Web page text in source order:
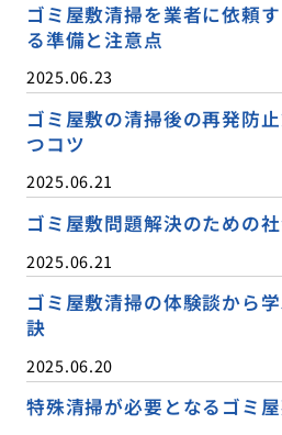
ゴミ屋敷清掃を業者に依頼
る準備と注意点
2025.06.23
ゴミ屋敷の清掃後の再発防
つコツ
2025.06.21
ゴミ屋敷問題解決のための
2025.06.21
ゴミ屋敷清掃の体験談から
訣
2025.06.20
特殊清掃が必要となるゴミ